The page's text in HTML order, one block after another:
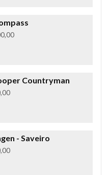
Countryman
- Saveiro